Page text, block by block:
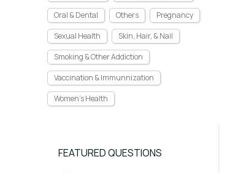
Oral & Dental
Others
Pregnancy
Sexual Health
Skin, Hair, & Nail
Smoking & Other Addiction
Vaccination & Immunnization
Women's Health
FEATURED QUESTIONS